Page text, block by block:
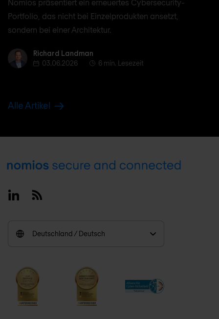
Nomios präsentiert ein erneuertes Cybersecurity-
Portfolio, das nicht bei Einzelprodukten ansetzt,
sondern bei einer Architektur.
Richard Landman
Richard Landman
03.06.2026
6 min. Lesezeit
Alle Artikel
Footer
LinkedinRSS
Deutschland / Deutsch